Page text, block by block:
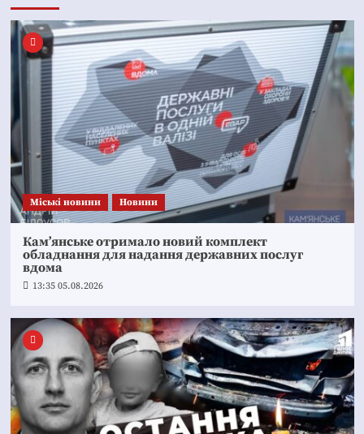
Mіські новини Новини
Кам’янське отримало новий комплект
обладнання для надання державних послуг
вдома
13:35 05.08.2026